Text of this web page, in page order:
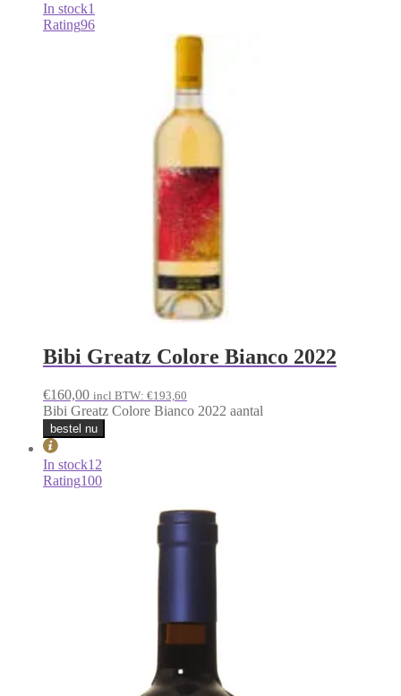
In stock1
Rating96
Bibi Greatz Colore Bianco 2022
€160,00 incl BTW: €193,60
Bibi Greatz Colore Bianco 2022 aantal
bestel nu
In stock12
Rating100